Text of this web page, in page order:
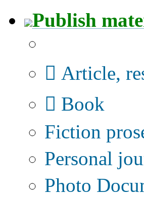
Publish
Article,
Book
Fiction
Personal
Photo